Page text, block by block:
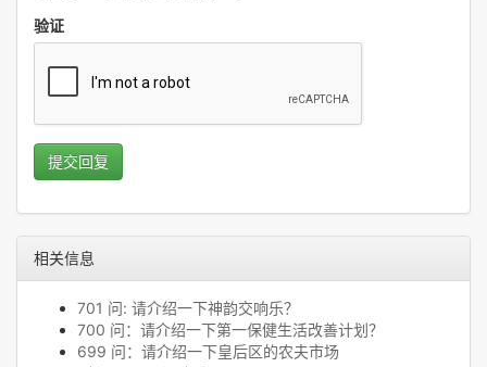
验证
提交回复
相关信息
701 问: 请介绍一下神韵交响乐？
700 问：请介绍一下第一保健生活改善计划？
699 问：请介绍一下皇后区的农夫市场